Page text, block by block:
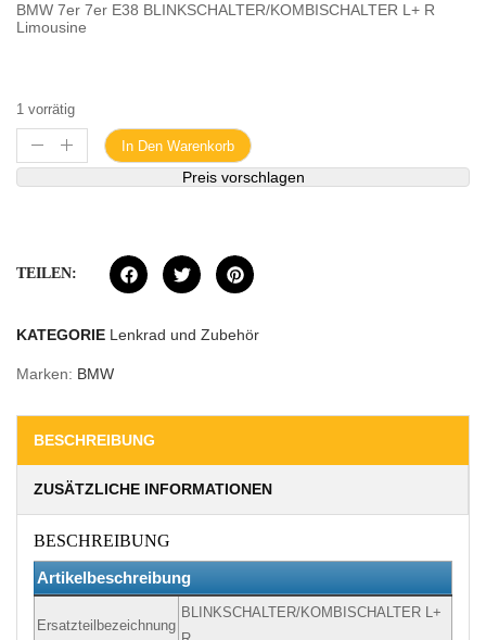
BMW 7er 7er E38 BLINKSCHALTER/KOMBISCHALTER L+ R
Limousine
1 vorrätig
In Den Warenkorb
Preis vorschlagen
TEILEN:
KATEGORIE Lenkrad und Zubehör
Marken: BMW
BESCHREIBUNG
ZUSÄTZLICHE INFORMATIONEN
BESCHREIBUNG
Artikelbeschreibung
Ersatzteilbezeichnung
BLINKSCHALTER/KOMBISCHALTER L+